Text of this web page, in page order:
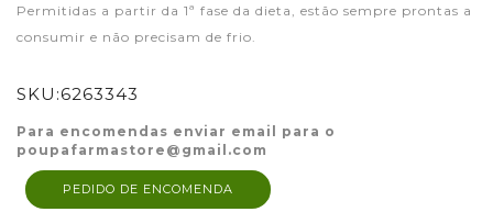
Permitidas a partir da 1ª fase da dieta, estão sempre prontas a
consumir e não precisam de frio.
SKU:6263343
Para encomendas enviar email para o
poupafarmastore@gmail.com
PEDIDO DE ENCOMENDA